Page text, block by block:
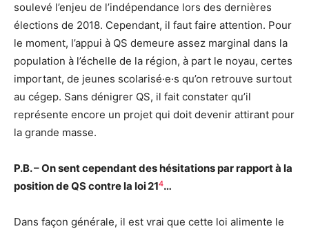
soulevé l’enjeu de l’indépendance lors des dernières
élections de 2018. Cependant, il faut faire attention. Pour
le moment, l’appui à QS demeure assez marginal dans la
population à l’échelle de la région, à part le noyau, certes
important, de jeunes scolarisé·e·s qu’on retrouve surtout
au cégep. Sans dénigrer QS, il fait constater qu’il
représente encore un projet qui doit devenir attirant pour
la grande masse.
P.B. – On sent cependant des hésitations par rapport à la
position de QS contre la loi 214…
Dans façon générale, il est vrai que cette loi alimente le